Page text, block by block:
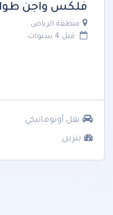
فلكس واجن
منطقة الرياض
قبل 4 سنوات
نقل أوتوماتيكي
بنزين